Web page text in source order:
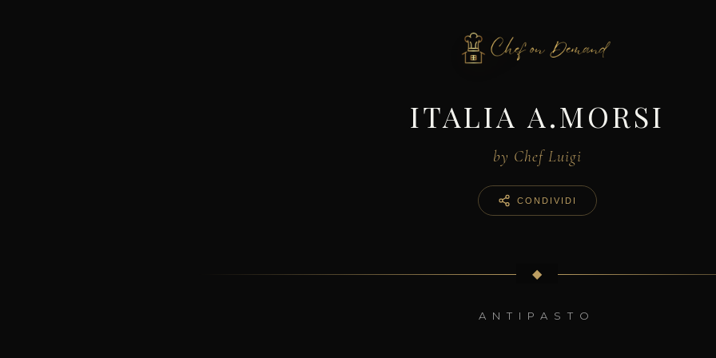
ITALIA A.MORSI
by Chef Luigi
CONDIVIDI
◆
ANTIPASTO